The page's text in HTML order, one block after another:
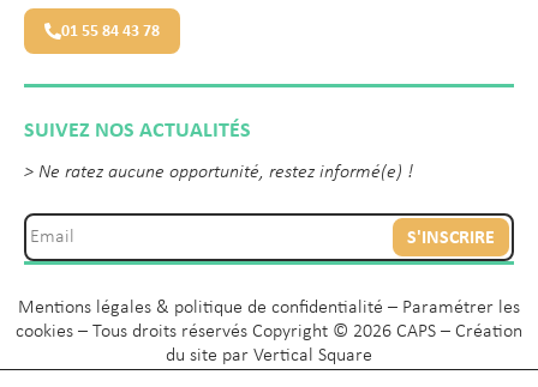
01 55 84 43 78
SUIVEZ NOS ACTUALITÉS
> Ne ratez aucune opportunité, restez informé(e) !
S'INSCRIRE
Mentions légales & politique de confidentialité – Paramétrer les
cookies – Tous droits réservés Copyright © 2026 CAPS – Création
du site par Vertical Square